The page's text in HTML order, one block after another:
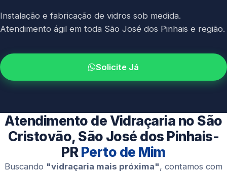
Espelho Sob Medida
Fachada de Vidro
Esquadrias de Alumínio
Instalação e fabricação de vidros sob medida.
Atendimento ágil em toda São José dos Pinhais e região.
Solicite Já
Atendimento de Vidraçaria no São
Cristovão, São José dos Pinhais-
PR Perto de Mim
Buscando "vidraçaria mais próxima", contamos com